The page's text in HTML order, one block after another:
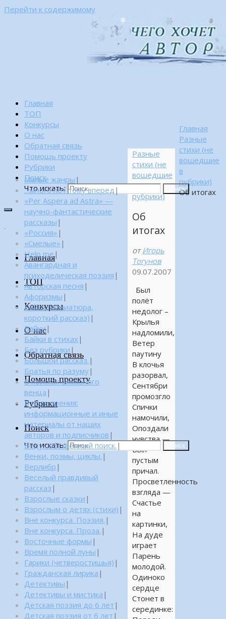
Перейти к содержимому
Главная
ТОП
Конкурсы
О нас
Обратная связь
Помощь проекту
Рубрики
Поиск
Что искать:
Поиск
Главная
ТОП
Конкурсы
О нас
Обратная связь
Помощь проекту
Рубрики
Поиск
Что искать: Поиск
Главная
Разные
стихи (не
вошедшие
в
рубрики)
Об итогах
Разные
стихи (не
вошедшие
в
рубрики)
Об
итогах
от Игорь
Тогунов
09.07.2007
Был
полёт
недолог –
Крылья
надломили,
Ветер
паутину
В клочья
разорвал,
Сентябри
промозгло
Спички
намочили,
Опоздали
чувства —
Был
пустым
причал.
Просветленность
взгляда —
Счастье
на
картинки,
На дуде
играет
Парень
молодой.
Одиноко
сердце
Стонет в
серединке:
Малые жанры |
…много лет тому вперед |
«Per Aspera ad Astra» —
научно-фантастические
рассказы |
«Россия» |
«Смелые» |
Help me|
Авангардная и
психоделическая поэзия |
Авторская песня |
Афоризмы |
Байка (миниатюра,
короткий рассказ) |
Байки|
Байки в стихах |
Без рубрики |
Большой рассказ. |
Братья по разуму|
В поисках алмазного
венца |
В поле зрения:
информационные и иные
материалы от наших
авторов и подписчиков |
Веду собственный поиск. |
Венки, поэмы, циклы. |
Верлибр |
Веселый правдивый
рассказ |
Взрослые сказки |
Взрослым о детях (стихи) |
Вне конкурса. Поэзия. |
Вне конкурса. Проза. |
Восточные формы |
Время полной луны |
Гарики (четверостишья) |
Гражданская лирика |
Детективы |
Детективы и мистика |
Детская поэзия до 6 лет |
Детская поэзия от 6 лет |